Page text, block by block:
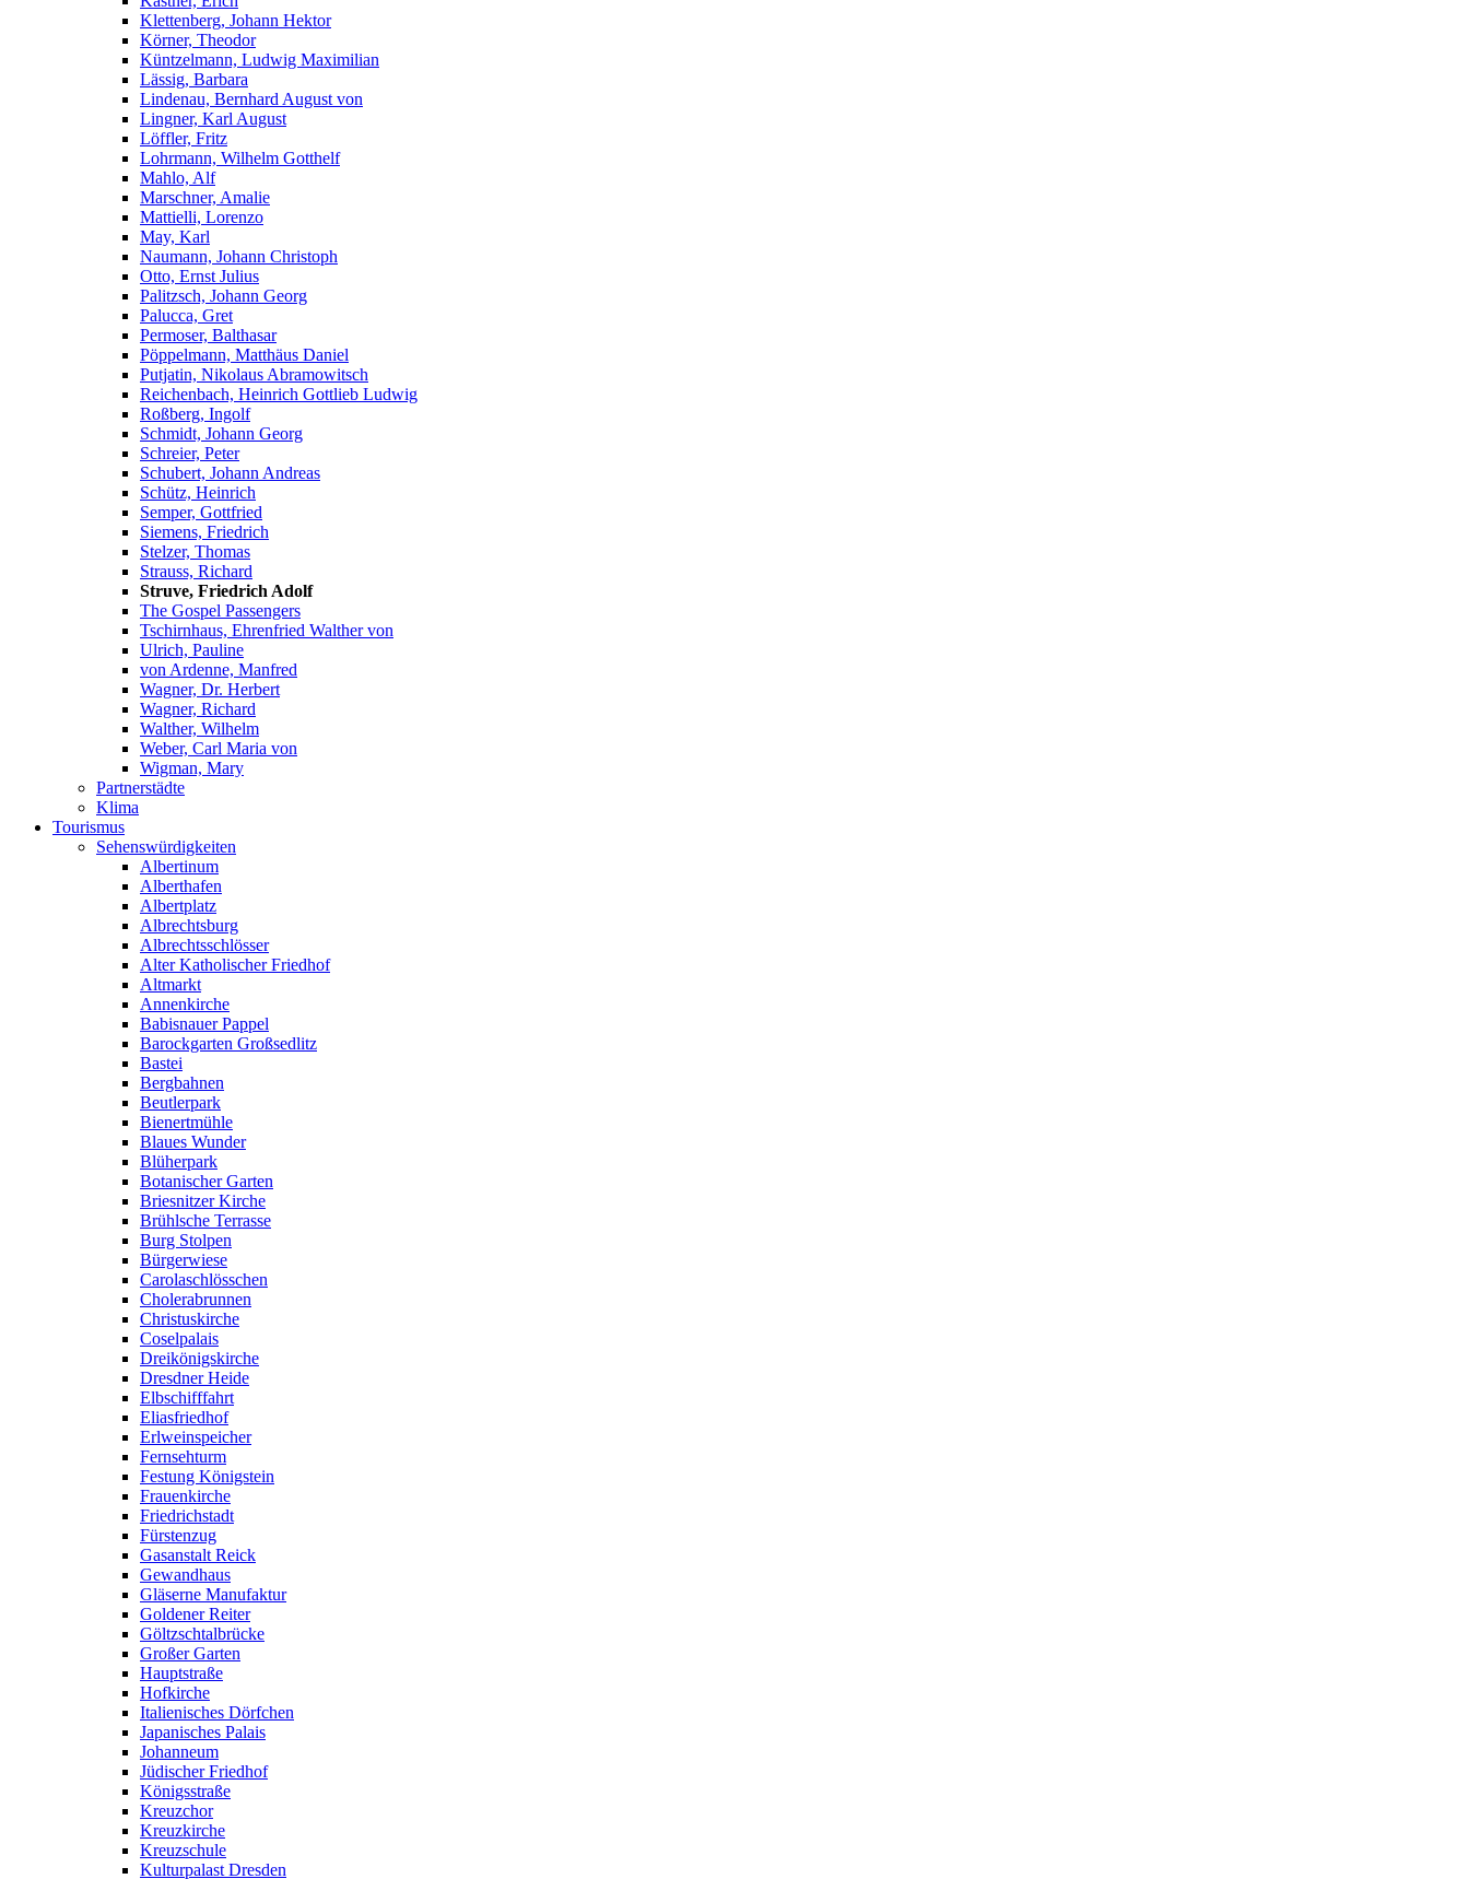
Klettenberg, Johann Hektor
Körner, Theodor
Küntzelmann, Ludwig Maximilian
Lässig, Barbara
Lindenau, Bernhard August von
Lingner, Karl August
Löffler, Fritz
Lohrmann, Wilhelm Gotthelf
Mahlo, Alf
Marschner, Amalie
Mattielli, Lorenzo
May, Karl
Naumann, Johann Christoph
Otto, Ernst Julius
Palitzsch, Johann Georg
Palucca, Gret
Permoser, Balthasar
Pöppelmann, Matthäus Daniel
Putjatin, Nikolaus Abramowitsch
Reichenbach, Heinrich Gottlieb Ludwig
Roßberg, Ingolf
Schmidt, Johann Georg
Schreier, Peter
Schubert, Johann Andreas
Schütz, Heinrich
Semper, Gottfried
Siemens, Friedrich
Stelzer, Thomas
Strauss, Richard
Struve, Friedrich Adolf
The Gospel Passengers
Tschirnhaus, Ehrenfried Walther von
Ulrich, Pauline
von Ardenne, Manfred
Wagner, Dr. Herbert
Wagner, Richard
Walther, Wilhelm
Weber, Carl Maria von
Wigman, Mary
Partnerstädte
Klima
Tourismus
Sehenswürdigkeiten
Albertinum
Alberthafen
Albertplatz
Albrechtsburg
Albrechtsschlösser
Alter Katholischer Friedhof
Altmarkt
Annenkirche
Babisnauer Pappel
Barockgarten Großsedlitz
Bastei
Bergbahnen
Beutlerpark
Bienertmühle
Blaues Wunder
Blüherpark
Botanischer Garten
Briesnitzer Kirche
Brühlsche Terrasse
Burg Stolpen
Bürgerwiese
Carolaschlösschen
Cholerabrunnen
Christuskirche
Coselpalais
Dreikönigskirche
Dresdner Heide
Elbschifffahrt
Eliasfriedhof
Erlweinspeicher
Fernsehturm
Festung Königstein
Frauenkirche
Friedrichstadt
Fürstenzug
Gasanstalt Reick
Gewandhaus
Gläserne Manufaktur
Goldener Reiter
Göltzschtalbrücke
Großer Garten
Hauptstraße
Hofkirche
Italienisches Dörfchen
Japanisches Palais
Johanneum
Jüdischer Friedhof
Königsstraße
Kreuzchor
Kreuzkirche
Kreuzschule
Kulturpalast Dresden